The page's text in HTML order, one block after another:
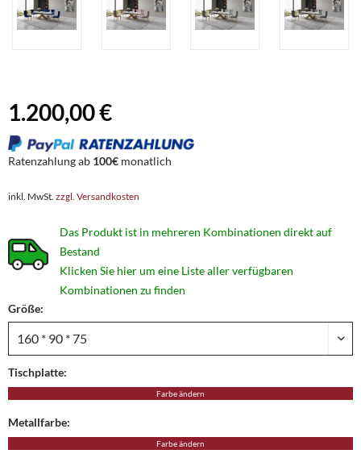
1.200,00 €
Ratenzahlung ab 100€ monatlich
inkl. MwSt. zzgl. Versandkosten
Das Produkt ist in mehreren Kombinationen direkt auf
Bestand
Klicken Sie hier um eine Liste aller verfügbaren
Kombinationen zu finden
Größe:
Tischplatte:
Farbe ändern
Metallfarbe:
Farbe ändern